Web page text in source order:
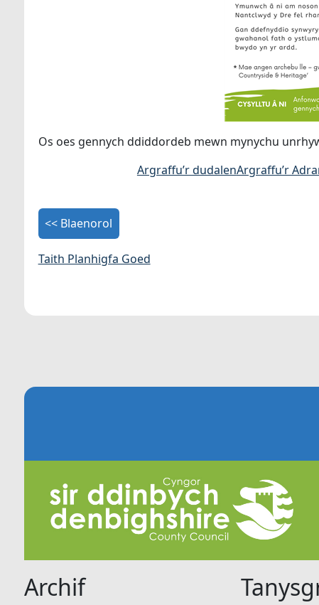
Os oes gennych ddiddordeb mewn mynychu
Argraffu’r dudalenArgraffu’r
<< Blaenorol
Taith Planhigfa Goed
Archif